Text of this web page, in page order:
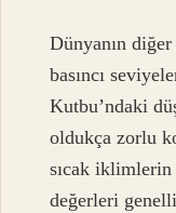
Dünyanın
basıncı
Kutbu’ndaki
oldukça zorlu
sıcak iklimlerin
değerleri